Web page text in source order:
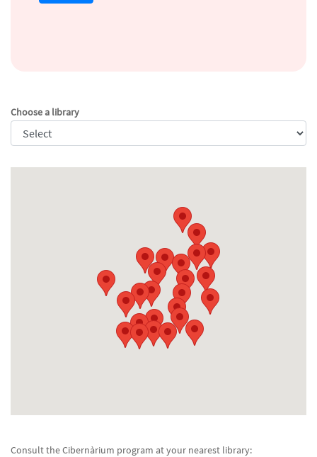
Choose a library
Consult the Cibernàrium program at your nearest library: